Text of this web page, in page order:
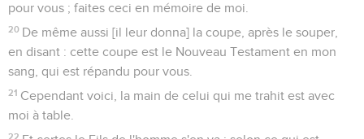
pour vous ; faites ceci en mémoire de moi.
20 De même aussi [il leur donna] la coupe, après le souper,
en disant : cette coupe est le Nouveau Testament en mon
sang, qui est répandu pour vous.
21 Cependant voici, la main de celui qui me trahit est avec
moi à table.
22